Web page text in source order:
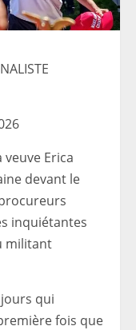
Erica
devant le
inquiétantes
militant
qui
fois que